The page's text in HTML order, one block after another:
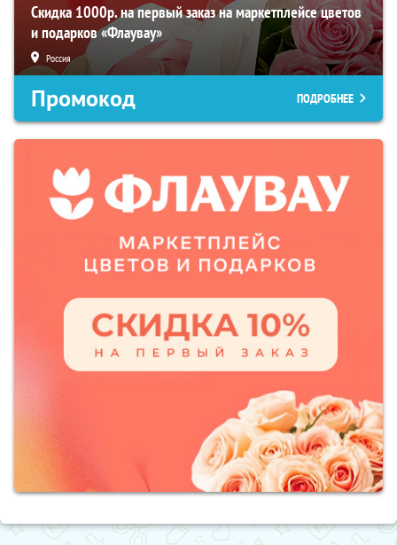
Скидка 1000р. на первый заказ на маркетплейсе цветов
и подарков «Флаувау»
Россия
Промокод ПОДРОБНЕЕ